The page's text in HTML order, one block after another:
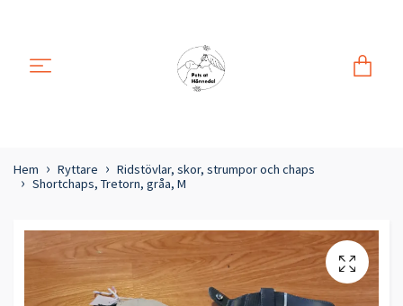
Hem Ryttare
Ridstövlar, skor, strumpor och chaps
Shortchaps, Tretorn, gråa, M